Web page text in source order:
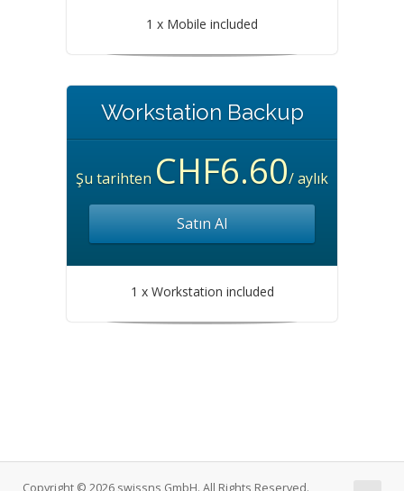
1 x Mobile included
Workstation Backup
Şu tarihten CHF6.60/ aylık
Satın Al
1 x Workstation included
Copyright © 2026 swissns GmbH. All Rights Reserved.